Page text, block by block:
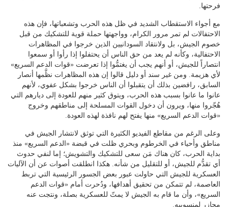
فرحتها.
مع أجواء الاستقطاب الشديد في ظل هذه الحرب وتشعباتها، فإن هذه
الاحتفالات لم تمر مرور الكرام، وواجهتها حملة قوية للتشكيك من قبل
خصوم الجيش، بل ولانتقاد السودانيين الذين خرجوا في المظاهرات
الاحتفالية، وكأنه لم يعد من حق الناس أن يحتفلوا إذا رأوا أو سمعوا
انتصاراً للجيش، أو أنهم يجب أن يغتمُّوا إذا تعرضت «قوات الدعم السريع»
لأي هزيمة. ومن غير سند أو دليل قالوا إن هذه المظاهرات نظَّمها أنصار
السابق، رافضين بذلك أن يتقبلوا أن الناس خرجوا بشكل عفوي، لأنهم
عانوا ما عانوا بسبب هذه الحرب، ويتوق كثير منهم للعودة إلى ديارهم التي
هُجّروا منها، ويرون أن دخول القوات المسلحة إلى مناطقهم وخروج
«قوات الدعم السريع» منها يفتح لهم نافذة لهذه العودة.
وعلى الرغم من مقاطع الفيديو الكثيرة التي توثق لانتشار الجيش في
مناطق وأحياء في الخرطوم وبحري ظلت في قبضة «الدعم السريع» منذ
بداية الحرب، كان هناك مَن سعى للتشكيك والتشويش؛ إما لنفي حدوث
أي تقدُّم للجيش، أو للتقليل من شأنه. هكذا انطلقت أصوات عن أن الآليات
العسكرية للجيش التي حاولت عبور بعض الجسور الرئيسية التي تربط
العاصمة، لم تتمكن من تحقيق أهدافها، ودُحرت أمام «قوات الدعم
السريع»، وأن ما قام به الجيش لا يمتّ للعسكرية بصلة، ونتجت عنه
مجازر لمنسوبيه.